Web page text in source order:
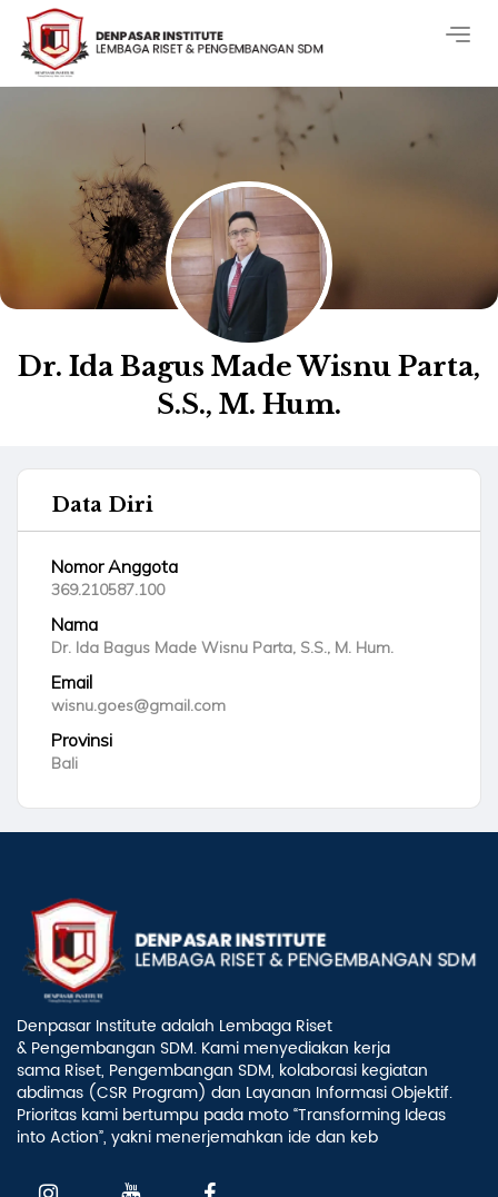
Dr. Ida Bagus Made Wisnu Parta,
S.S., M. Hum.
Data Diri
Nomor Anggota
369.210587.100
Nama
Dr. Ida Bagus Made Wisnu Parta, S.S., M. Hum.
Email
wisnu.goes@gmail.com
Provinsi
Bali
Denpasar Institute adalah Lembaga Riset
& Pengembangan SDM. Kami menyediakan kerja
sama Riset, Pengembangan SDM, kolaborasi kegiatan
abdimas (CSR Program) dan Layanan Informasi Objektif.
Prioritas kami bertumpu pada moto “Transforming Ideas
into Action”, yakni menerjemahkan ide dan keb